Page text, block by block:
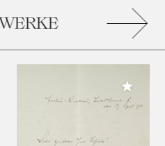
Meiner